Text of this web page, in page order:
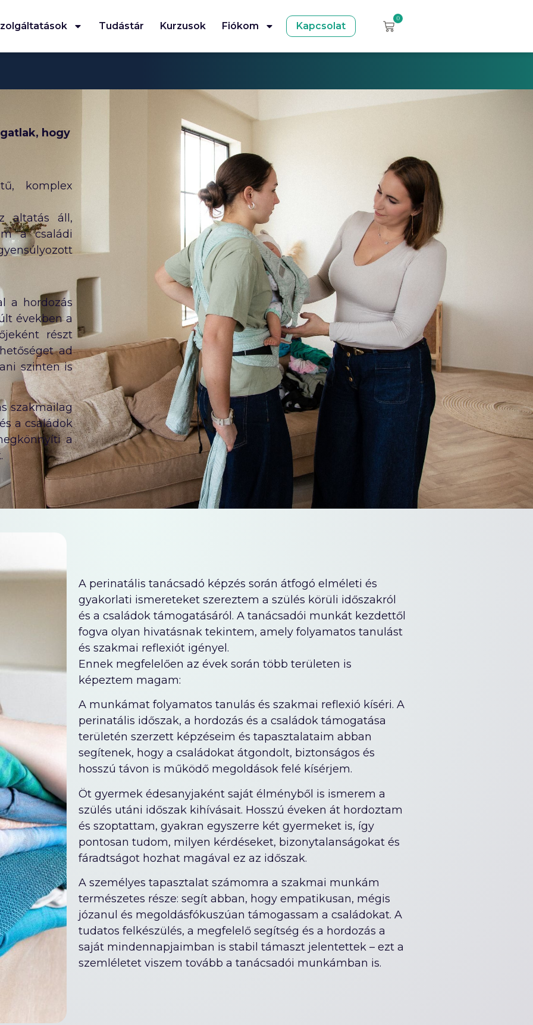
Tudástár Kurzusok Fiókom Kapcsolat
0
hogy
komplex
altatás áll,
a családi
a hordozás
években a
részt
ad
szinten is
szakmailag
a családok
a
A perinatális tanácsadó képzés során átfogó elméleti és
gyakorlati ismereteket szereztem a szülés körüli időszakról
és a családok támogatásáról. A tanácsadói munkát kezdettől
fogva olyan hivatásnak tekintem, amely folyamatos tanulást
és szakmai reflexiót igényel.
Ennek megfelelően az évek során több területen is
képeztem magam:
A munkámat folyamatos tanulás és szakmai reflexió kíséri. A
perinatális időszak, a hordozás és a családok támogatása
területén szerzett képzéseim és tapasztalataim abban
segítenek, hogy a családokat átgondolt, biztonságos és
hosszú távon is működő megoldások felé kísérjem.
Öt gyermek édesanyjaként saját élményből is ismerem a
szülés utáni időszak kihívásait. Hosszú éveken át hordoztam
és szoptattam, gyakran egyszerre két gyermeket is, így
pontosan tudom, milyen kérdéseket, bizonytalanságokat és
fáradtságot hozhat magával ez az időszak.
A személyes tapasztalat számomra a szakmai munkám
természetes része: segít abban, hogy empatikusan, mégis
józanul és megoldásfókuszúan támogassam a családokat. A
tudatos felkészülés, a megfelelő segítség és a hordozás a
saját mindennapjaimban is stabil támaszt jelentettek – ezt a
szemléletet viszem tovább a tanácsadói munkámban is.